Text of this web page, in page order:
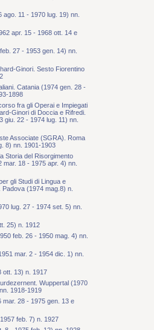
ago. 11 - 1970 lug. 19) nn.
apr. 15 - 1968 ott. 14 e
27 - 1953 gen. 14) nn.
Ginori. Sesto Fiorentino
Catania (1974 gen. 28 -
1898
fra gli Operai e Impiegati
Ginori di Doccia e Rifredi.
giu. 22 - 1974 lug. 11) nn.
Associate (SGRA). Roma
8) nn. 1901-1903
Storia del Risorgimento
mar. 18 - 1975 apr. 4) nn.
gli Studi di Lingua e
(1974 mag.8) n.
lug. 27 - 1974 set. 5) nn.
25) n. 1912
feb. 26 - 1950 mag. 4) nn.
mar. 2 - 1954 dic. 1) nn.
ott. 13) n. 1917
Wuppertal (1970
1918-1919
mar. 28 - 1975 gen. 13 e
feb. 7) n. 1927